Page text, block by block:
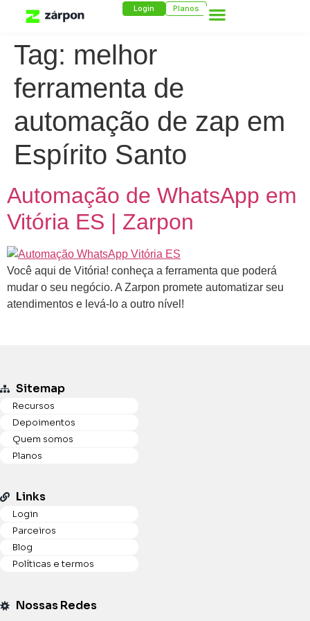
Login Planos
Tag: melhor
ferramenta de
automação de zap em
Espírito Santo
Automação de WhatsApp em
Vitória ES | Zarpon
Você aqui de Vitória! conheça a ferramenta que poderá
mudar o seu negócio. A Zarpon promete automatizar seu
atendimentos e levá-lo a outro nível!
Sitemap
Recursos
Depoimentos
Quem somos
Planos
Links
Login
Parceiros
Blog
Políticas e termos
Nossas Redes